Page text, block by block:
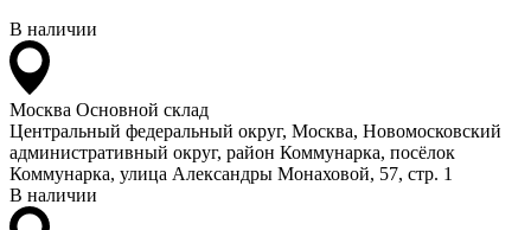
В наличии
Москва Основной склад
Центральный федеральный округ, Москва, Новомосковский
административный округ, район Коммунарка, посёлок
Коммунарка, улица Александры Монаховой, 57, стр. 1
В наличии